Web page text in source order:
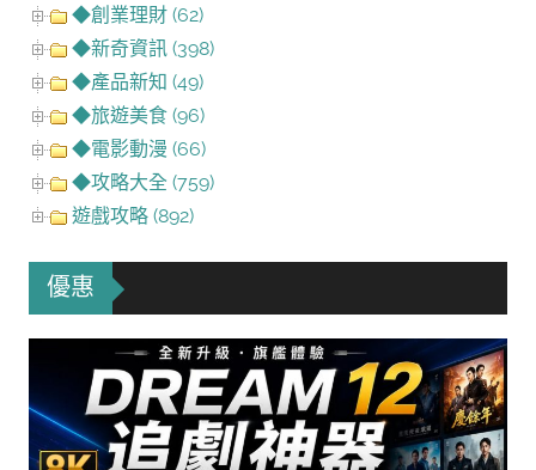
◆創業理財 (62)
◆新奇資訊 (398)
◆產品新知 (49)
◆旅遊美食 (96)
◆電影動漫 (66)
◆攻略大全 (759)
遊戲攻略 (892)
優惠